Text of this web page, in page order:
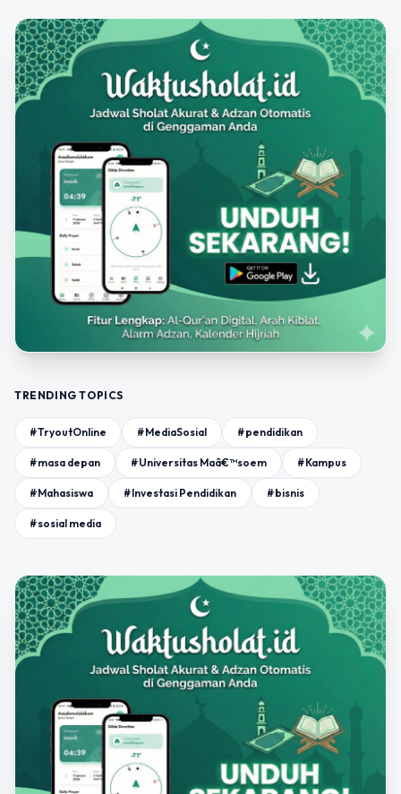
TRENDING TOPICS
#TryoutOnline #MediaSosial #pendidikan
#masa depan #Universitas Maâ€™soem #Kampus
#Mahasiswa #Investasi Pendidikan #bisnis
#sosial media